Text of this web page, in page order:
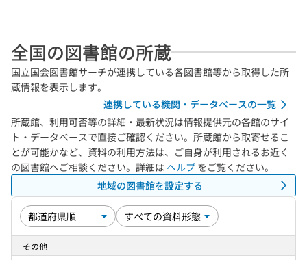
全国の図書館の所蔵
国立国会図書館サーチが連携している各図書館等から取得した所
蔵情報を表示します。
連携している機関・データベースの一覧
所蔵館、利用可否等の詳細・最新状況は情報提供元の各館のサイ
ト・データベースで直接ご確認ください。所蔵館から取寄せるこ
とが可能かなど、資料の利用方法は、ご自身が利用されるお近く
の図書館へご相談ください。詳細は ヘルプ をご覧ください。
地域の図書館を設定する
その他